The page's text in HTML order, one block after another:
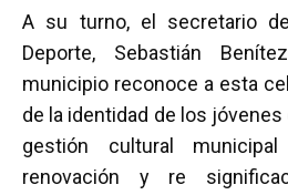
A su turno, el secretario
Deporte, Sebastián
municipio reconoce a esta
de la identidad de los jóvenes
gestión cultural
renovación y re